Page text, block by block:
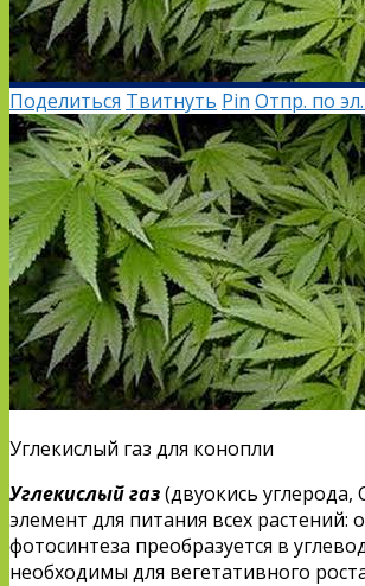
Поделиться Твитнуть Pin Отпр. по
Углекислый газ для конопли
Углекислый газ(двуокись углерода,
элемент для питания всех растений:
фотосинтеза преобразуется в
необходимы для вегетативного